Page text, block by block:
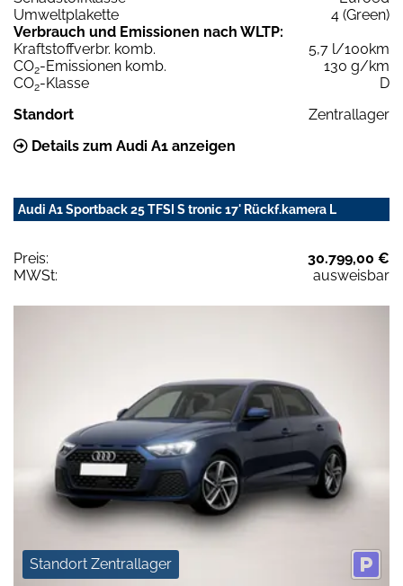
Umweltplakette
4 (Green)
Verbrauch und Emissionen nach WLTP:
Kraftstoffverbr. komb.
5,7 l/100km
CO2-Emissionen komb.
130 g/km
CO2-Klasse
D
Standort
Zentrallager
Details zum Audi A1 anzeigen
Audi A1 Sportback 25 TFSI S tronic 17' Rückf.kamera L
Preis:
30.799,00 €
MWSt:
ausweisbar
Standort Zentrallager